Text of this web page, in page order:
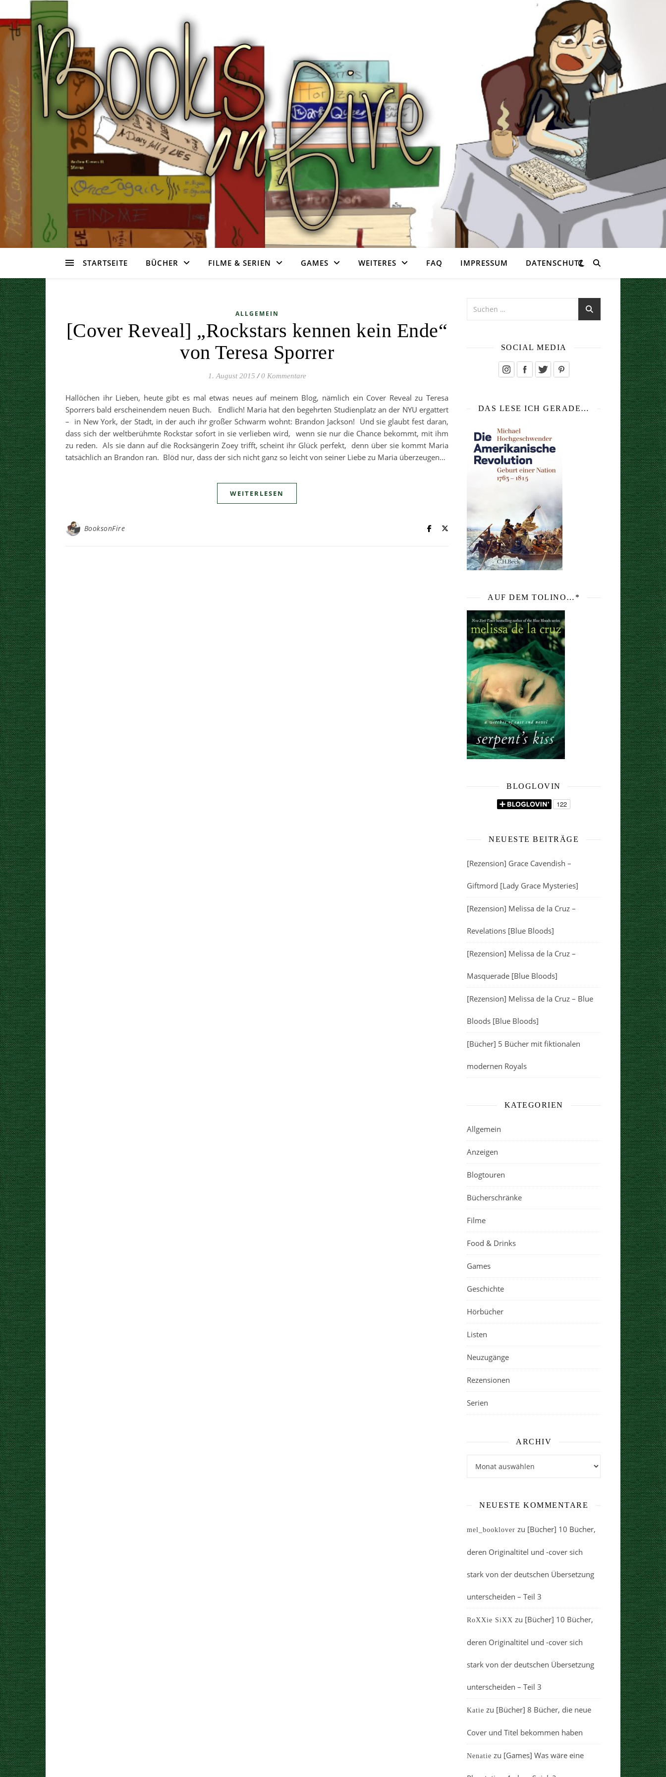
STARTSEITE BÜCHER FILME & SERIEN GAMES WEITERES FAQ IMPRESSUM DATENSCHUTZ
ALLGEMEIN
[Cover Reveal] „Rockstars kennen kein Ende“
von Teresa Sporrer
1. August 2015 / 0 Kommentare
Hallöchen ihr Lieben, heute gibt es mal etwas neues auf meinem Blog, nämlich ein Cover Reveal zu Teresa
Sporrers bald erscheinendem neuen Buch. Endlich! Maria hat den begehrten Studienplatz an der NYU ergattert
– in New York, der Stadt, in der auch ihr großer Schwarm wohnt: Brandon Jackson! Und sie glaubt fest daran,
dass sich der weltberühmte Rockstar sofort in sie verlieben wird, wenn sie nur die Chance bekommt, mit ihm
zu reden. Als sie dann auf die Rocksängerin Zoey trifft, scheint ihr Glück perfekt, denn über sie kommt Maria
tatsächlich an Brandon ran. Blöd nur, dass der sich nicht ganz so leicht von seiner Liebe zu Maria überzeugen…
WEITERLESEN
BooksonFire
SOCIAL MEDIA
DAS LESE ICH GERADE…
AUF DEM TOLINO…*
BLOGLOVIN
NEUESTE BEITRÄGE
[Rezension] Grace Cavendish –
Giftmord [Lady Grace Mysteries]
[Rezension] Melissa de la Cruz –
Revelations [Blue Bloods]
[Rezension] Melissa de la Cruz –
Masquerade [Blue Bloods]
[Rezension] Melissa de la Cruz – Blue
Bloods [Blue Bloods]
[Bücher] 5 Bücher mit fiktionalen
modernen Royals
KATEGORIEN
Allgemein
Anzeigen
Blogtouren
Bücherschränke
Filme
Food & Drinks
Games
Geschichte
Hörbücher
Listen
Neuzugänge
Rezensionen
Serien
ARCHIV
NEUESTE KOMMENTARE
mel_booklover zu [Bücher] 10 Bücher,
deren Originaltitel und -cover sich
stark von der deutschen Übersetzung
unterscheiden – Teil 3
RoXXie SiXX zu [Bücher] 10 Bücher,
deren Originaltitel und -cover sich
stark von der deutschen Übersetzung
unterscheiden – Teil 3
Katie zu [Bücher] 8 Bücher, die neue
Cover und Titel bekommen haben
Nenatie zu [Games] Was wäre eine